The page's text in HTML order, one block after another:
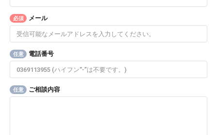
必須 メール
任意 電話番号
任意 ご相談内容